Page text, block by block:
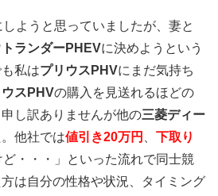
しようと思っていましたが、妻と
ランダーPHEVに決めようという
私はプリウスPHVにまだ気持ち
スPHVの購入を見送れるほどの
し訳ありませんが他の三菱ディー
他社では値引き20万円
下取り
・・・」といった流れで同士競
は自分の性格や状況、タイミング